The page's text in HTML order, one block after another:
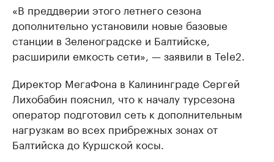
«В преддверии этого летнего сезона
дополнительно установили новые базовые
станции в Зеленоградске и Балтийске,
расширили емкость сети», — заявили в Tele2.
Директор МегаФона в Калининграде Сергей
Лихобабин пояснил, что к началу турсезона
оператор подготовил сеть к дополнительным
нагрузкам во всех прибрежных зонах от
Балтийска до Куршской косы.